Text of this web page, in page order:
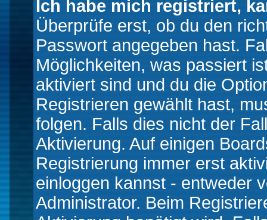
Ich habe mich registriert,
Überprüfe erst, ob du den
Passwort angegeben hast.
Möglichkeiten, was passiert
aktiviert sind und du die
Registrieren gewählt hast,
folgen. Falls dies nicht der
Aktivierung. Auf einigen
Registrierung immer erst
einloggen kannst - entweder
Administrator. Beim